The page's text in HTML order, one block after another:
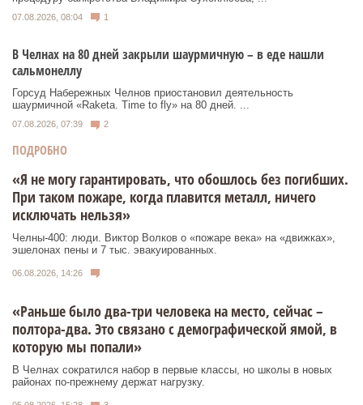
07.08.2026, 08:04 1
В Челнах на 80 дней закрыли шаурмичную – в еде нашли
сальмонеллу
Горсуд Набережных Челнов приостановил деятельность
шаурмичной «Raketa. Time to fly» на 80 дней. ...
07.08.2026, 07:39 2
ПОДРОБНО
«Я не могу гарантировать, что обошлось без погибших.
При таком пожаре, когда плавится металл, ничего
исключать нельзя»
Челны-400: люди. Виктор Волков о «пожаре века» на «движках»,
эшелонах пены и 7 тыс. эвакуированных.
06.08.2026, 14:26
«Раньше было два-три человека на место, сейчас –
полтора-два. Это связано с демографической ямой, в
которую мы попали»
В Челнах сократился набор в первые классы, но школы в новых
районах по-прежнему держат нагрузку.